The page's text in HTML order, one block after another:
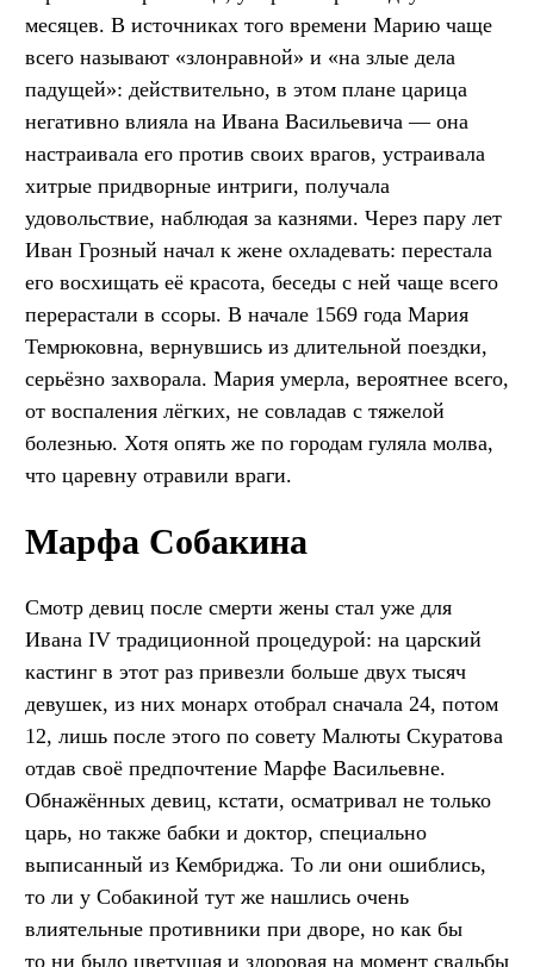
месяцев. В источниках того времени Марию чаще
всего называют «злонравной» и «на злые дела
падущей»: действительно, в этом плане царица
негативно влияла на Ивана Васильевича — она
настраивала его против своих врагов, устраивала
хитрые придворные интриги, получала
удовольствие, наблюдая за казнями. Через пару лет
Иван Грозный начал к жене охладевать: перестала
его восхищать её красота, беседы с ней чаще всего
перерастали в ссоры. В начале 1569 года Мария
Темрюковна, вернувшись из длительной поездки,
серьёзно захворала. Мария умерла, вероятнее всего,
от воспаления лёгких, не совладав с тяжелой
болезнью. Хотя опять же по городам гуляла молва,
что царевну отравили враги.
Марфа Собакина
Смотр девиц после смерти жены стал уже для
Ивана IV традиционной процедурой: на царский
кастинг в этот раз привезли больше двух тысяч
девушек, из них монарх отобрал сначала 24, потом
12, лишь после этого по совету Малюты Скуратова
отдав своё предпочтение Марфе Васильевне.
Обнажённых девиц, кстати, осматривал не только
царь, но также бабки и доктор, специально
выписанный из Кембриджа. То ли они ошиблись,
то ли у Собакиной тут же нашлись очень
влиятельные противники при дворе, но как бы
то ни было цветущая и здоровая на момент свадьбы